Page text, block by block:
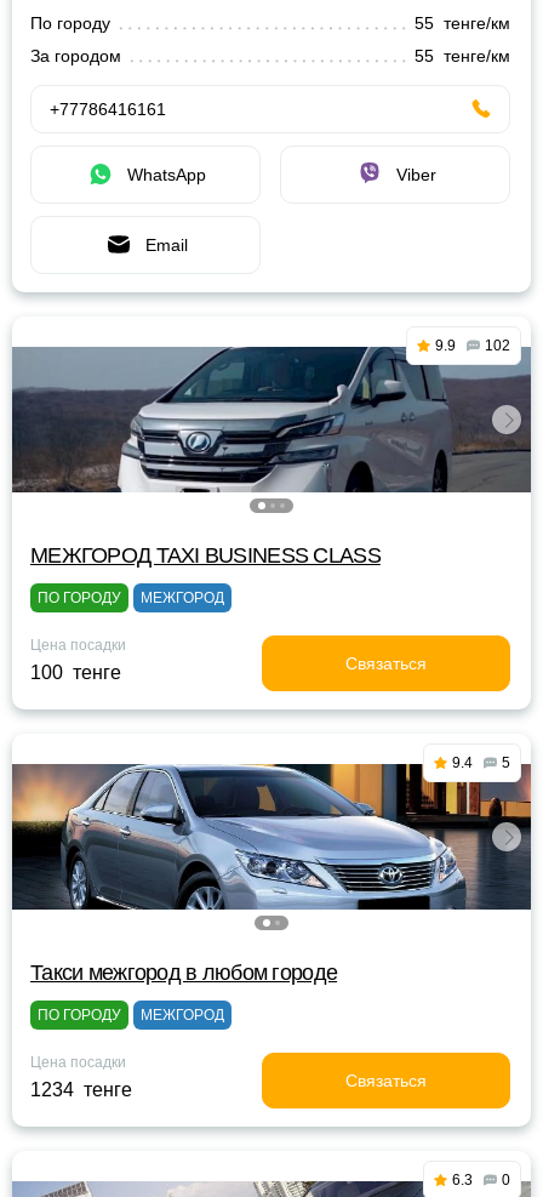
По городу
55 тенге/км
За городом
55 тенге/км
+77786416161
WhatsApp Viber
Email
9.9 102
МЕЖГОРОД TAXI BUSINESS CLASS
ПО ГОРОДУ МЕЖГОРОД
Цена посадки
100 тенге Связаться
9.4 5
Такси межгород в любом городе
ПО ГОРОДУ МЕЖГОРОД
Цена посадки
1234 тенге Связаться
6.3 0